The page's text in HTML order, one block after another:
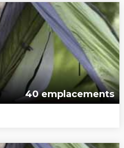
40 emplacements